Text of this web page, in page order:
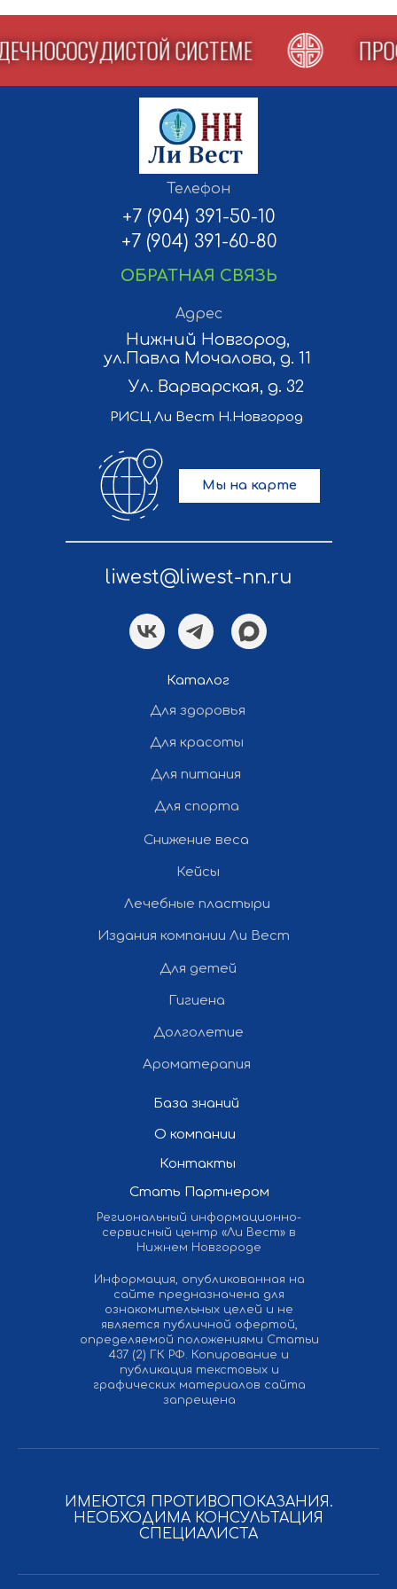
СИСТЕМЕ
liwest@liwest-nn.ru
Телефон
+7 (904) 391-50-10
+7 (904) 391-60-80
ОБРАТНАЯ СВЯЗЬ
База знаний
О компании
Контакты
Стать Партнером
Региональный информационно-
сервисный центр «Ли Вест» в
Нижнем Новгороде
Информация, опубликованная на
сайте предназначена для
ознакомительных целей и не
является публичной офертой,
определяемой положениями Статьи
437 (2) ГК РФ. Копирование и
публикация текстовых и
графических материалов сайта
запрещена
Снижение веса
Кейсы
Лечебные пластыри
Издания компании Ли Вест
Для детей
Гигиена
Долголетие
Ароматерапия
Каталог
Для здоровья
Для красоты
Для питания
Для спорта
Мы на карте
Адрес
Ул. Варварская, д. 32
Нижний Новгород,
ул.Павла Мочалова, д. 11
РИСЦ Ли Вест Н.Новгород
ИМЕЮТСЯ ПРОТИВОПОКАЗАНИЯ.
НЕОБХОДИМА КОНСУЛЬТАЦИЯ
СПЕЦИАЛИСТА
Все права защищены ©
2012-2026 Ли Вест НН
Политика конфиденциальности
— «Полдень»
Разработка и продвижение сайта